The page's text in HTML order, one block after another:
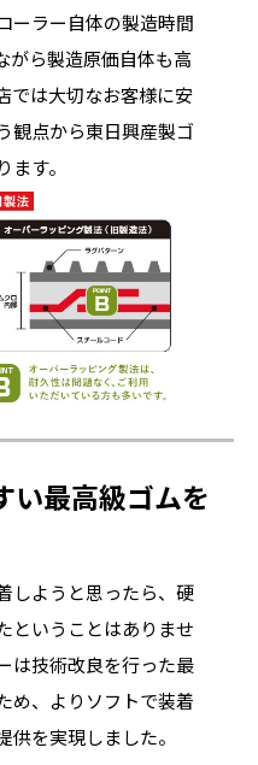
ーラー自体の製造時間
がら製造原価自体も高
では大切なお客様に安
観点から東日興産製ゴ
す。
い最高級ゴムを
しようと思ったら、硬
ということはありませ
は技術改良を行った最
め、よりソフトで装着
供を実現しました。